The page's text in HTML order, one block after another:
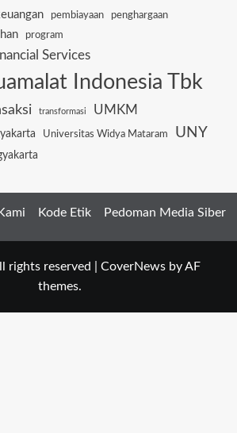
pembiayaan
penghargaan
program
Services
Indonesia Tbk
transformasi UMKM
Universitas Widya Mataram UNY
Kode Etik Pedoman Media Siber
rights reserved CoverNewsby AF
themes.